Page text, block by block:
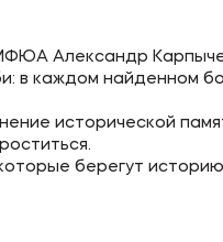
Александр
в каждом найденном
исторической
берегут